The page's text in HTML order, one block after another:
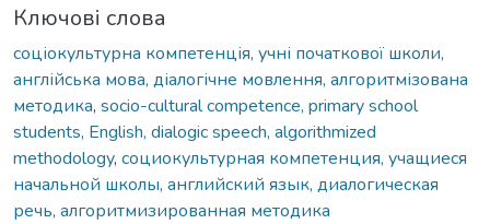
Ключові слова
соціокультурна компетенція, учні початкової школи,
англійська мова, діалогічне мовлення, алгоритмізована
методика, socio-cultural competence, primary school
students, English, dialogic speech, algorithmized
methodology, социокультурная компетенция, учащиеся
начальной школы, английский язык, диалогическая
речь, алгоритмизированная методика